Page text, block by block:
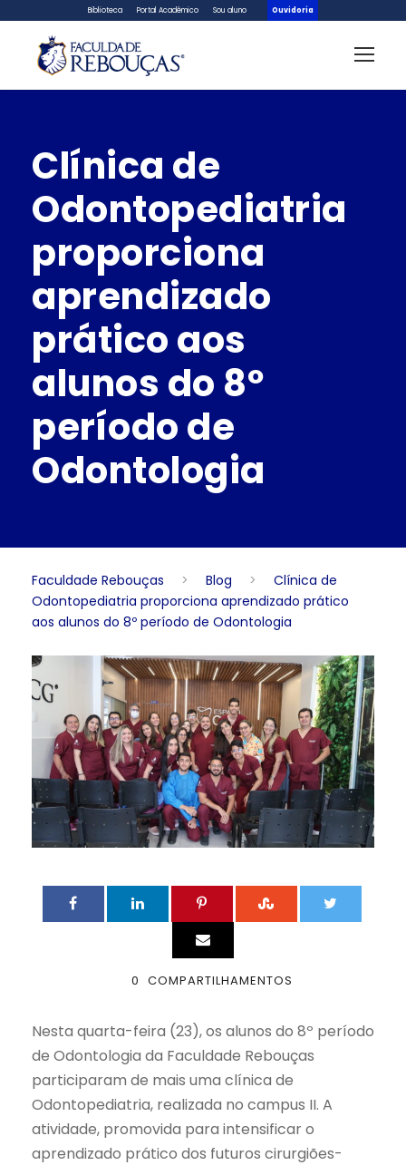
Biblioteca Portal Acadêmico Sou aluno Ouvidoria
Clínica de
Odontopediatria
proporciona
aprendizado
prático aos
alunos do 8º
período de
Odontologia
Faculdade Rebouças > Blog >
Clínica de
Odontopediatria proporciona aprendizado prático
aos alunos do 8º período de Odontologia
0 COMPARTILHAMENTOS
Nesta quarta-feira (23), os alunos do 8º período
de Odontologia da Faculdade Rebouças
participaram de mais uma clínica de
Odontopediatria, realizada no campus II. A
atividade, promovida para intensificar o
aprendizado prático dos futuros cirurgiões-